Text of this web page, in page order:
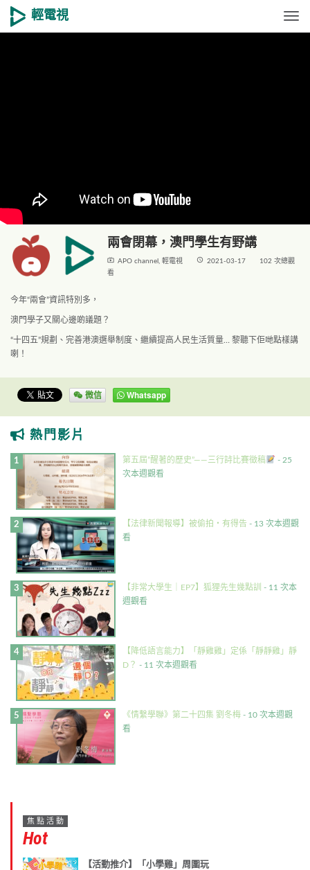
輕電視
兩會閉幕，澳門學生有野講
live_tv APO channel , 輕電視 access_time 2021-03-17
102 次總觀
看
今年“兩會”資訊特別多，
澳門學子又關心邊啲議題？
“十四五”規劃、完善港澳選舉制度、繼續提高人民生活質量… 黎聽下佢哋點樣講
喇！
微信 Whatsapp
熱門影片
第五屆”醒著的歷史”——三行詩比賽徵稿
- 25
次本週觀看
【法律新聞報導】被偷拍・有得告 - 13 次本週觀
看
【非常大學生｜EP7】狐狸先生幾點訓 - 11 次本
週觀看
【降低語言能力】「靜雞雞」定係「靜靜雞」靜
D？ - 11 次本週觀看
《情繫學聯》第二十四集 劉冬梅 - 10 次本週觀
看
焦點活動
Hot
【活動推介】「小學雞」周圍玩